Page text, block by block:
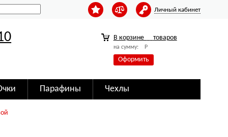
Личный кабинет
В корзине товаров
на сумму: Р
Оформить
Парафины Чехлы